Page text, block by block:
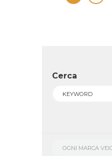
Cerca
OGNI MARCA